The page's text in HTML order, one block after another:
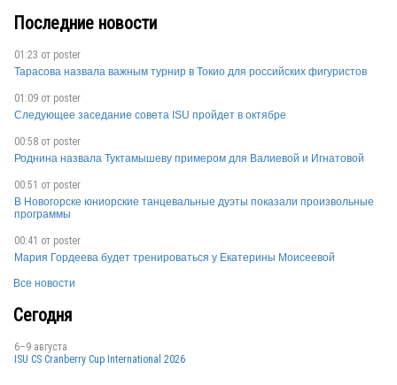
Последние новости
01:23 от poster
Тарасова назвала важным турнир в Токио для российских фигуристов
01:09 от poster
Следующее заседание совета ISU пройдет в октябре
00:58 от poster
Роднина назвала Туктамышеву примером для Валиевой и Игнатовой
00:51 от poster
В Новогорске юниорские танцевальные дуэты показали произвольные
программы
00:41 от poster
Мария Гордеева будет тренироваться у Екатерины Моисеевой
Все новости
Сегодня
6–9 августа
ISU CS Cranberry Cup International 2026